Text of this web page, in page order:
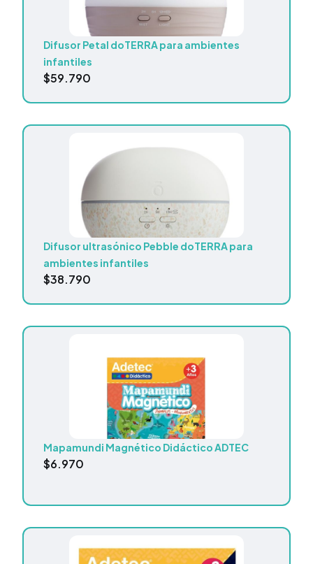
Difusor Petal doTERRA para ambientes
infantiles
$59.790
Difusor ultrasónico Pebble doTERRA para
ambientes infantiles
$38.790
Mapamundi Magnético Didáctico ADTEC
$6.970